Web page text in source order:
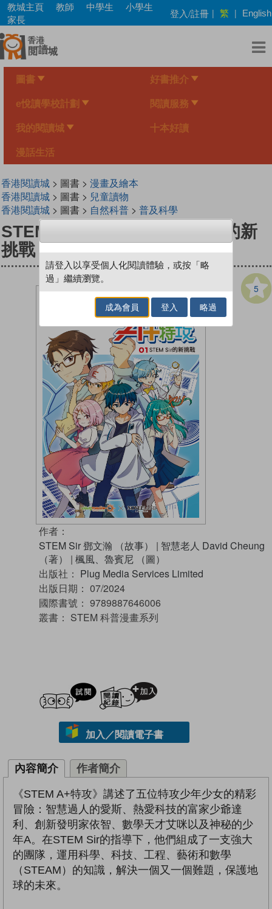
Skip
main
content
教城主頁 教師 中學生
小學生
家長
登入/註冊 | 繁 | English
圖書 好書推介
e悅讀學校計劃 閱讀服務
我的閱讀城 十本好讀
漫話生活
香港閱讀城> 圖書 > 漫畫及繪本
香港閱讀城> 圖書 > 兒童讀物
香港閱讀城> 圖書 > 自然科普> 普及科學
STEM A+ 特攻 1 - STEM Sir 的新
挑戰
5
作者：
STEM Sir 鄧文瀚 （故事）
| 智慧老人 David Cheung
（著）
| 楓風、魯賓尼 （圖）
出版社： Plug Media Services Limited
出版日期： 07/2024
國際書號： 9789887646006
叢書： STEM 科普漫畫系列
試閲
加入／閱讀電子書
內容簡介 作者簡介
《STEM A+特攻》講述了五位特攻少年少女的精彩
冒險：智慧過人的愛斯、熱愛科技的富家少爺達
利、創新發明家依智、數學天才艾咪以及神秘的少
年A。在STEM Sir的指導下，他們組成了一支強大
的團隊，運用科學、科技、工程、藝術和數學
（STEAM）的知識，解決一個又一個難題，保護地
球的未來。
請登入以享受個人化閱讀體驗，或按「略
過」繼續瀏覽。
成為會員 登入 略過